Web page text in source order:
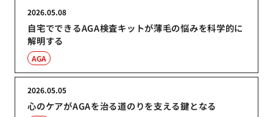
自宅でできるAGA検査キットが薄毛の悩みを科学的に
解明する
2026.05.08
AGA
心のケアがAGAを治る道のりを支える鍵となる
2026.05.05